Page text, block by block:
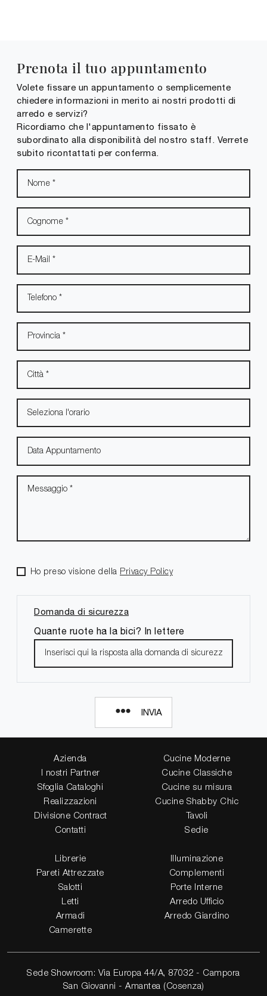
Prenota il tuo appuntamento
Volete fissare un appuntamento o semplicemente
chiedere informazioni in merito ai nostri prodotti di
arredo e servizi?
Ricordiamo che l'appuntamento fissato è
subordinato alla disponibilità del nostro staff. Verrete
subito ricontattati per conferma.
Ho preso visione della Privacy Policy
Domanda di sicurezza
Quante ruote ha la bici? In lettere
INVIA
Azienda
I nostri Partner
Sfoglia Cataloghi
Realizzazioni
Divisione Contract
Contatti
Cucine Moderne
Cucine Classiche
Cucine su misura
Cucine Shabby Chic
Tavoli
Sedie
Librerie
Pareti Attrezzate
Salotti
Letti
Armadi
Camerette
Illuminazione
Complementi
Porte Interne
Arredo Ufficio
Arredo Giardino
Sede Showroom: Via Europa 44/A, 87032 - Campora
San Giovanni - Amantea (Cosenza)